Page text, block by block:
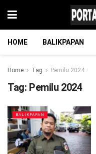
HOME BALIKPAPAN
Home Tag Pemilu 2024
Tag: Pemilu 2024
BALIKPAPAN